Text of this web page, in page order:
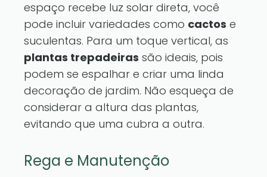
espaço recebe luz solar direta, você
pode incluir variedades como cactos e
suculentas. Para um toque vertical, as
plantas trepadeiras são ideais, pois
podem se espalhar e criar uma linda
decoração de jardim. Não esqueça de
considerar a altura das plantas,
evitando que uma cubra a outra.
Rega e Manutenção